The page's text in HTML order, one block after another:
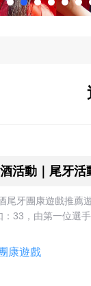
活動｜尾牙
尾牙團康遊戲推
33，由第一位選
康遊戲